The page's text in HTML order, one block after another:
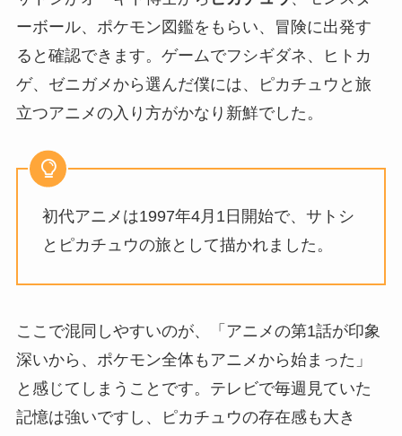
ーボール、ポケモン図鑑をもらい、冒険に出発す
ると確認できます。ゲームでフシギダネ、ヒトカ
ゲ、ゼニガメから選んだ僕には、ピカチュウと旅
立つアニメの入り方がかなり新鮮でした。
初代アニメは1997年4月1日開始で、サトシ
とピカチュウの旅として描かれました。
ここで混同しやすいのが、「アニメの第1話が印象
深いから、ポケモン全体もアニメから始まった」
と感じてしまうことです。テレビで毎週見ていた
記憶は強いですし、ピカチュウの存在感も大き